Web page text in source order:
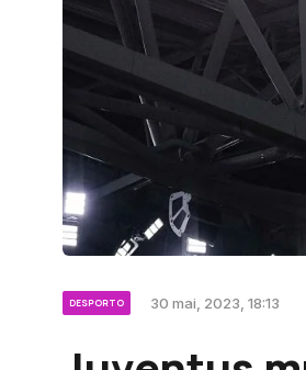
DESPORTO 30 mai, 2023, 18:13